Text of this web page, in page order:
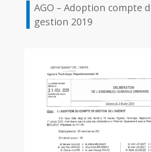
AGO – Adoption compte
gestion 2019